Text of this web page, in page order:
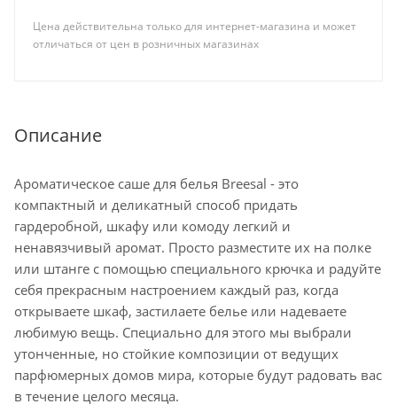
Цена действительна только для интернет-магазина и может
отличаться от цен в розничных магазинах
Описание
Ароматическое саше для белья Breesal - это
компактный и деликатный способ придать
гардеробной, шкафу или комоду легкий и
ненавязчивый аромат. Просто разместите их на полке
или штанге с помощью специального крючка и радуйте
себя прекрасным настроением каждый раз, когда
открываете шкаф, застилаете белье или надеваете
любимую вещь. Специально для этого мы выбрали
утонченные, но стойкие композиции от ведущих
парфюмерных домов мира, которые будут радовать вас
в течение целого месяца.